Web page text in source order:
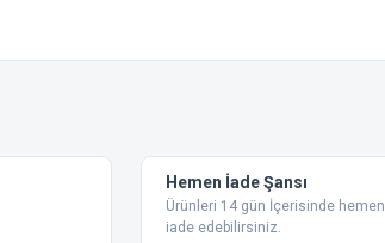
Hemen İade Şansı
Ürünleri 14 gün İçerisinde hemen
iade edebilirsiniz.